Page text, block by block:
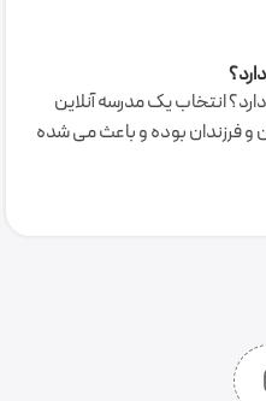
انتخاب یک مدرسه آنلاین
فرزندان بوده و باعث می شده